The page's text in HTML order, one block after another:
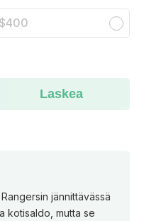
$400
Laskea
jännittävässä
kotisaldo, mutta se